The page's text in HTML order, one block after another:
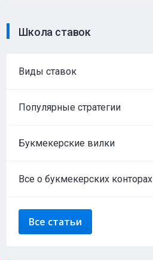
Школа ставок
Виды ставок
Популярные стратегии
Букмекерские вилки
Все о букмекерских конторах
Все статьи